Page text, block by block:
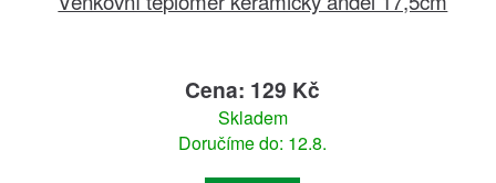
Cena: 129 Kč
Skladem
Doručíme do: 12.8.